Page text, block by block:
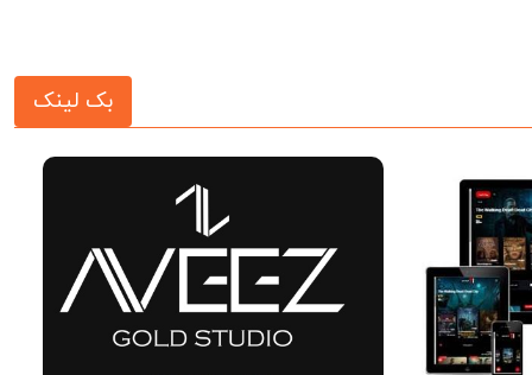
بک لینک